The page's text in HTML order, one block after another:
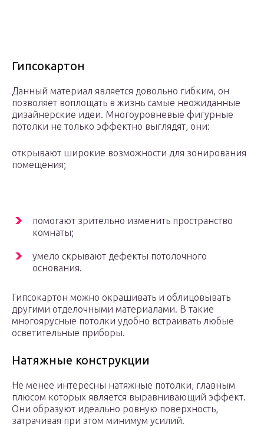
Гипсокартон
Данный материал является довольно гибким, он
позволяет воплощать в жизнь самые неожиданные
дизайнерские идеи. Многоуровневые фигурные
потолки не только эффектно выглядят, они:
открывают широкие возможности для зонирования
помещения;
помогают зрительно изменить пространство
комнаты;
умело скрывают дефекты потолочного
основания.
Гипсокартон можно окрашивать и облицовывать
другими отделочными материалами. В такие
многоярусные потолки удобно встраивать любые
осветительные приборы.
Натяжные конструкции
Не менее интересны натяжные потолки, главным
плюсом которых является выравнивающий эффект.
Они образуют идеально ровную поверхность,
затрачивая при этом минимум усилий.